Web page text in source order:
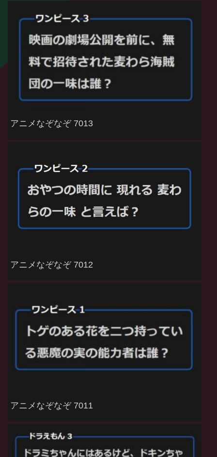
アニメなぞなぞ 7013
アニメなぞなぞ 7012
アニメなぞなぞ 7011